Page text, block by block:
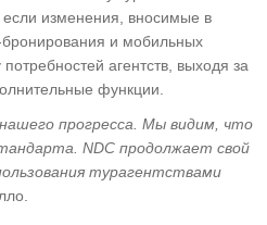
если изменения, вносимые в
бронирования и мобильных
агентств, выходя за
функции.
прогресса. Мы видим, что
NDC продолжает свой
турагентствами